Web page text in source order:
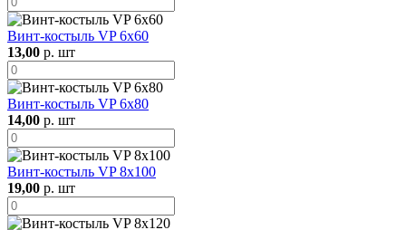
Винт-костыль VP 6х60
13,00 р. шт
Винт-костыль VP 6х80
14,00 р. шт
Винт-костыль VP 8х100
19,00 р. шт